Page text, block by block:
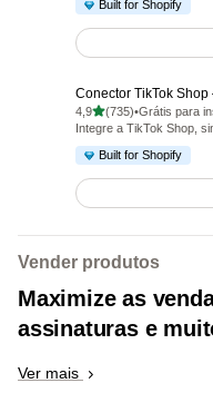
Built for Shopify
Conector TikTok
4,9de 5 estrelas
(735)
735 avaliações ao todo
•Grátis para
Integre a TikTok Shop,
Built for Shopify
Vender produtos
Maximize as
assinaturas e
Ver mais